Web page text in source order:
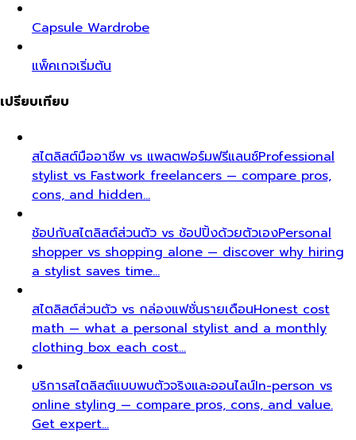
Capsule Wardrobe
แพ็คเกจเริ่มต้น
เปรียบเทียบ
สไตลิสต์มืออาชีพ vs แพลตฟอร์มฟรีแลนซ์Professional
stylist vs Fastwork freelancers — compare pros,
cons, and hidden…
ช้อปกับสไตลิสต์ส่วนตัว vs ช้อปปิ้งด้วยตัวเองPersonal
shopper vs shopping alone — discover why hiring
a stylist saves time…
สไตลิสต์ส่วนตัว vs กล่องแฟชั่นรายเดือนHonest cost
math — what a personal stylist and a monthly
clothing box each cost…
บริการสไตลิสต์แบบพบตัวจริงและออนไลน์In-person vs
online styling — compare pros, cons, and value.
Get expert…